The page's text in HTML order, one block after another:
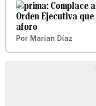
Complace
Orden Ejecutiva
aforo
Por Marian Díaz